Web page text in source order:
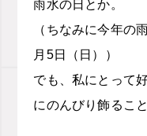
雨水の日とか。
（ちなみに今年の
月5日（日））
でも、私にとって
にのんびり飾るこ